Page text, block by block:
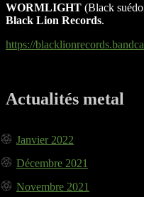
WORMLIGHT (Black
Black Lion Records.
https://
Actualités metal
Janvier 2022
Décembre 2021
Novembre 2021